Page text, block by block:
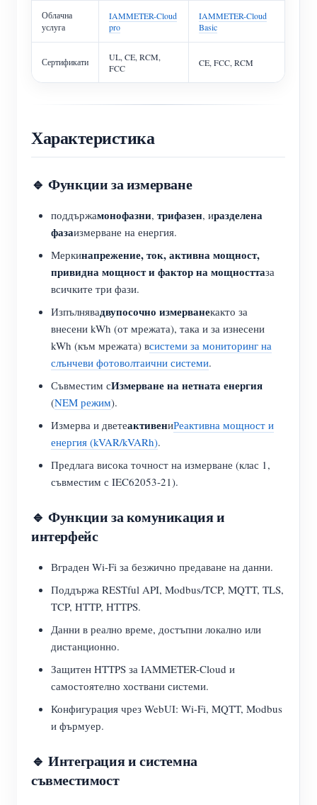
Облачна
услуга
IAMMETER-Cloud
pro
IAMMETER-Cloud
Basic
Сертификати
UL, CE, RCM,
FCC
CE, FCC, RCM
Характеристика
🔹 Функции за измерване
поддържамонофазни, трифазен, иразделена
фазаизмерване на енергия.
Меркинапрежение, ток, активна мощност,
привидна мощност и фактор на мощносттаза
всичките три фази.
Изпълнявадвупосочно измерванекакто за
внесени kWh (от мрежата), така и за изнесени
kWh (към мрежата) всистеми за мониторинг на
слънчеви фотоволтаични системи.
Съвместим сИзмерване на нетната енергия
(NEM режим).
Измерва и дветеактивениРеактивна мощност и
енергия (kVAR/kVARh).
Предлага висока точност на измерване (клас 1,
съвместим с IEC62053-21).
🔹 Функции за комуникация и
интерфейс
Вграден Wi-Fi за безжично предаване на данни.
Поддържа RESTful API, Modbus/TCP, MQTT, TLS,
TCP, HTTP, HTTPS.
Данни в реално време, достъпни локално или
дистанционно.
Защитен HTTPS за IAMMETER-Cloud и
самостоятелно хоствани системи.
Конфигурация чрез WebUI: Wi-Fi, MQTT, Modbus
и фърмуер.
🔹 Интеграция и системна
съвместимост